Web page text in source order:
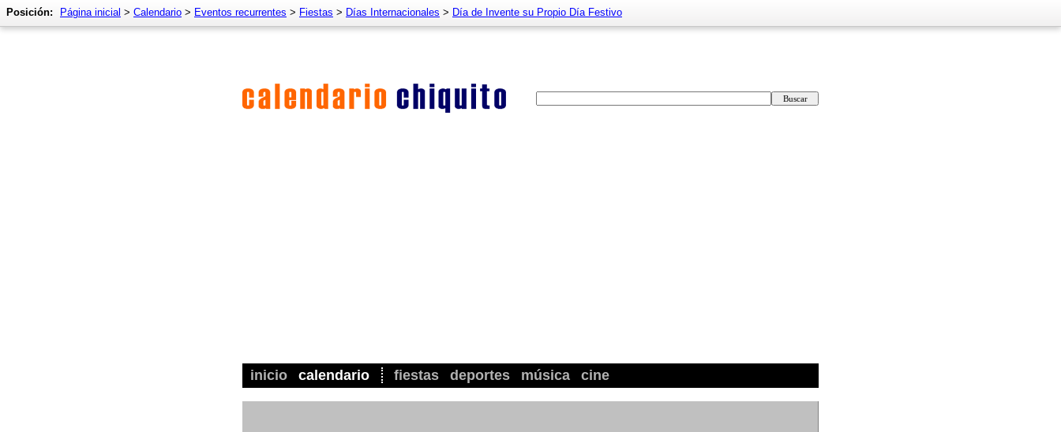
inicio calendario fiestas deportes música cine
Posición: Página inicial > Calendario > Eventos recurrentes > Fiestas > Días Internacionales > Día de Invente su Propio Día Festivo